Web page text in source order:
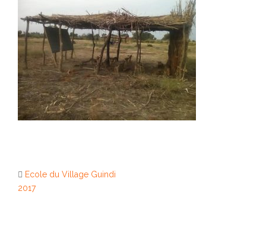
Navigation
Ecole du Village Guindi
2017